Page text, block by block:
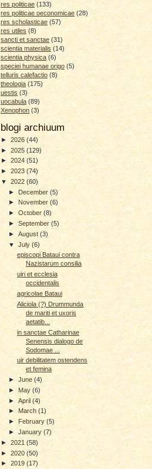
res politicae (133)
res politicae oeconomicae (28)
res scholasticae (57)
res utiles (8)
sancti et sanctae (31)
scientia materialis (14)
scientia physica (6)
speciei humanae origo (5)
telluris calefactio (8)
theologia (175)
uestis (3)
uocabula (89)
Xenophon (3)
blogi archiuum
► 2026 (44)
► 2025 (129)
► 2024 (51)
► 2023 (74)
▼ 2022 (60)
► December(5)
► November(6)
►October(8)
►September(5)
►August(3)
▼July(6)
episcopi Bataui contra
Nazistarum consilia
uiri et ecclesia
occidentalis
agricolae Bataui
Aliciola (?) Drummunda
de mariti et uxoris
aetatib...
in sanctae Catharinae
Senensis dialogo de
Sodomae ...
uir debilitatem ostendens
et femina
►June(4)
► May(6)
►April(4)
► March(1)
►
February(5)
►January(7)
► 2021 (58)
► 2020 (50)
► 2019 (17)